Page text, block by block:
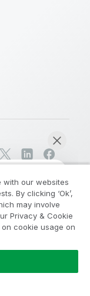
AB. Tous
with our websites
By clicking ‘Ok’,
may involve
Privacy & Cookie
on cookie usage on